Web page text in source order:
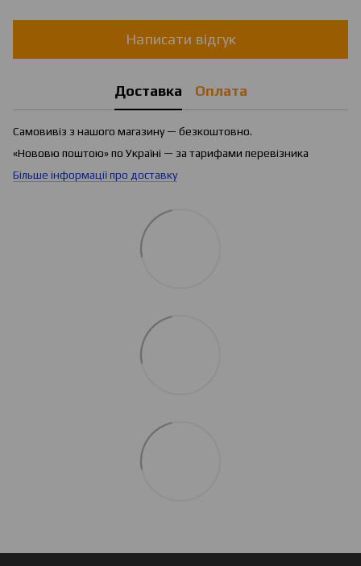
Написати відгук
Доставка Оплата
Самовивіз з нашого магазину — безкоштовно.
«Нововю поштою» по Україні — за тарифами перевізника
Більше інформації про доставку